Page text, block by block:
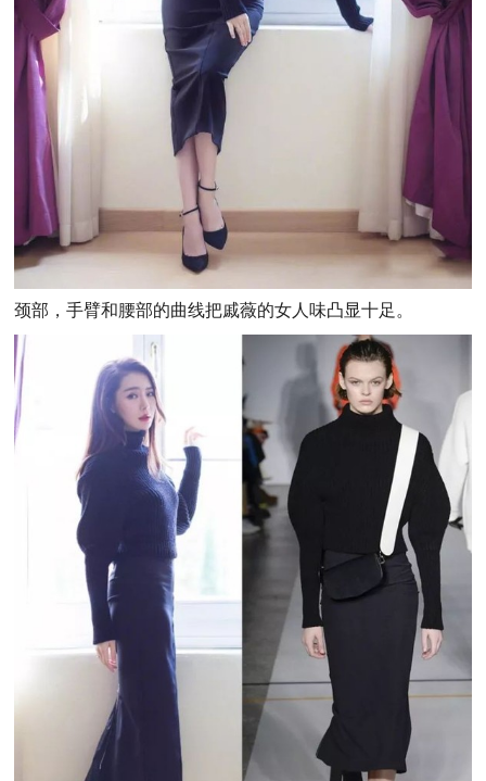
颈部，手臂和腰部的曲线把戚薇的女人味凸显十足。